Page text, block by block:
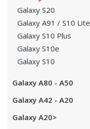
Galaxy S20
Galaxy A91 / S10 Lite
Galaxy S10 Plus
Galaxy S10e
Galaxy S10
Galaxy A80 - A50
Galaxy A42 - A20
Galaxy A20>